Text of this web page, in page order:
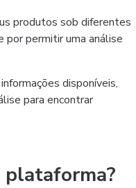
produtos sob diferentes
por permitir uma análise
disponíveis,
para encontrar
plataforma?